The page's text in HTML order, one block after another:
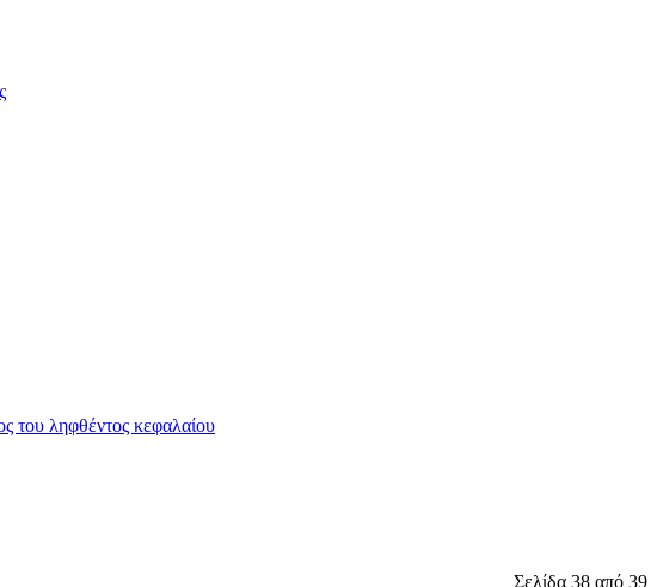
του ληφθέντος κεφαλαίου
Σελίδα 38 από 39